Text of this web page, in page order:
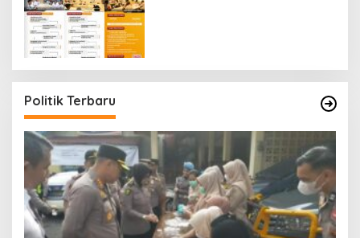
Politik Terbaru